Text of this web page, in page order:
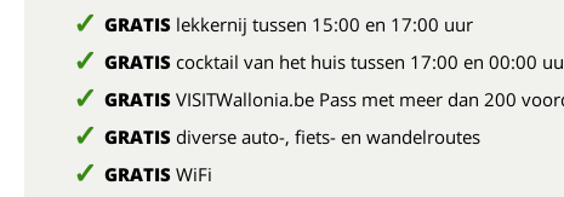
GRATIS lekkernij tussen 15:00 en 17:00 uur
GRATIS cocktail van het huis tussen 17:00 en 00:00
GRATIS VISITWallonia.be Pass met meer dan 200
GRATIS diverse auto-, fiets- en wandelroutes
GRATIS WiFi